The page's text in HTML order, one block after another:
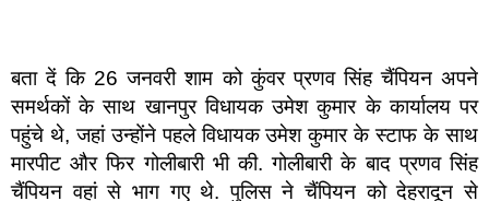
बता दें कि 26 जनवरी शाम को कुंवर प्रणव सिंह चैंपियन अपने
समर्थकों के साथ खानपुर विधायक उमेश कुमार के कार्यालय पर
पहुंचे थे, जहां उन्होंने पहले विधायक उमेश कुमार के स्टाफ के साथ
मारपीट और फिर गोलीबारी भी की. गोलीबारी के बाद प्रणव सिंह
चैंपियन वहां से भाग गए थे. पुलिस ने चैंपियन को देहरादून से